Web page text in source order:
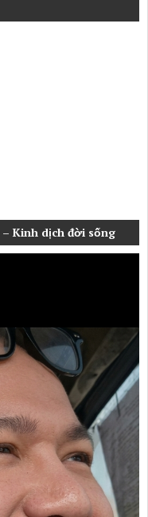
Kinh dịch đời sống